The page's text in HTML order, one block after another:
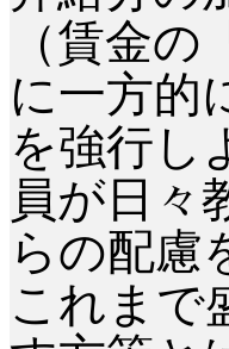
（賃金
に一方的
を強行し
員が日々
らの配慮
これまで